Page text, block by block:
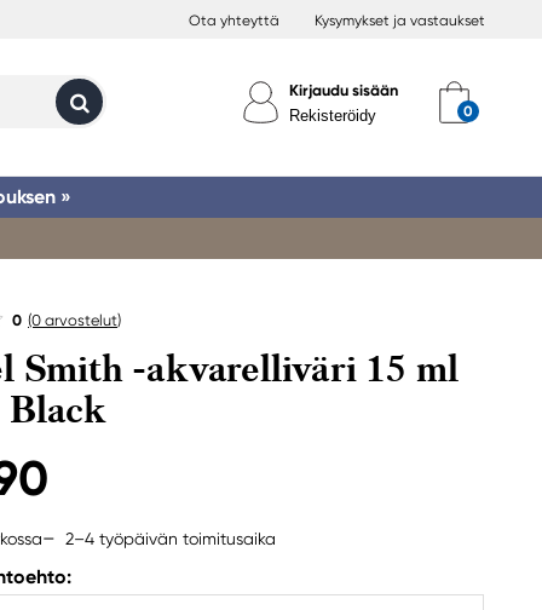
Ota yhteyttä Kysymykset ja vastaukset
Kirjaudu sisään
Rekisteröidy
»
0 (0 arvostelut)
Smith -akvarelliväri 15 ml
Black
2–4 työpäivän toimitusaika